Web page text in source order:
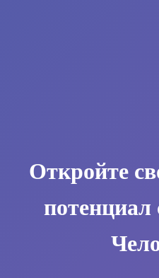
Откройте